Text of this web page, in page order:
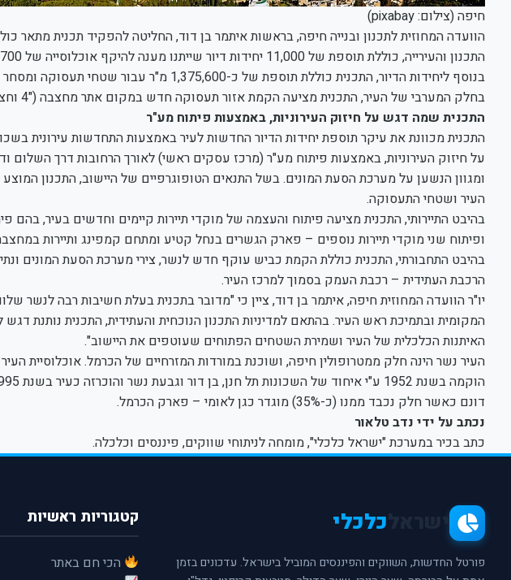
חיפה (צילום: pixabay)
הוועדה המחוזית לתכנון ובנייה חיפה, בראשות איתמר בן דוד, החליטה להפקיד תכנית מתאר
התכנון והעירייה, כוללת תוספת של 11,000 יחידות דיור שייתנו מענה להיקף אוכלוסייה של 68,700 תושבים עד שנת 2040.
בחלק המערבי של העיר, התכנית מציעה הקמת אזור תעסוקה חדש במקום אתר מחצבה ("4 וחצי") שכבר לא נמצא בשימוש.
התכנית שמה דגש על חיזוק העירוניות, באמצעות פיתוח מע"ר
התכנית מכוונת את עיקר תוספת יחידות הדיור החדשות לעיר באמצעות התחדשות עירונית
על חיזוק העירוניות, באמצעות פיתוח מע"ר (מרכז עסקים ראשי) לאורך הרחובות דרך השלום
ומגוון הנשען על מערכת הסעת המונים. בשל התנאים הטופוגרפיים של היישוב, התכנון המוצע
העיר ושטחי התעסוקה.
בהיבט התיירותי, התכנית מציעה פיתוח והעצמה של מוקדי תיירות קיימים וחדשים בעיר, בהם
ופיתוח שני מוקדי תיירות נוספים – פארק הגשרים בנחל קטיע ומתחם קמפינג ותיירות
בהיבט התחבורתי, התכנית כוללת הקמת כביש עוקף חדש לנשר, צירי מערכת הסעת המונים
הרכבת העתידית – רכבת העמק בסמוך למרכז העיר.
יו"ר הוועדה המחוזית חיפה, איתמר בן דוד, ציין כי "מדובר בתכנית בעלת חשיבות רבה לנשר
המקומית ובתמיכת ראש העיר. בהתאם למדיניות התכנון הנוכחית והעתידית, התכנית נותנת דגש
האיתנות הכלכלית של העיר ושמירת השטחים הפתוחים שעוטפים את היישוב".
דונם כאשר חלק נכבד ממנו (כ-35%) מוגדר כגן לאומי – פארק הכרמל.
נכתב על ידי נדב טלאור
כתב בכיר במערכת "ישראל כלכלי", מומחה לניתוחי שווקים, פיננסים וכלכלה.
כלכלי
פורטל החדשות, השווקים והפיננסים המוביל בישראל. עדכונים בזמן
קטגוריות ראשיות
הכי חם באתר